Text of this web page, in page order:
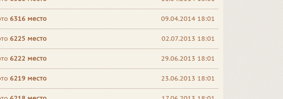
09.04.2014 18:01
6316 место
02.07.2013 18:01
6225 место
29.06.2013 18:01
6222 место
23.06.2013 18:01
6219 место